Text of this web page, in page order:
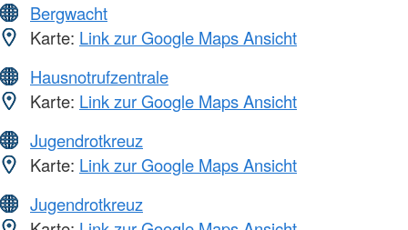
Bergwacht
Karte: Link zur Google Maps Ansicht
Hausnotrufzentrale
Karte: Link zur Google Maps Ansicht
Jugendrotkreuz
Karte: Link zur Google Maps Ansicht
Jugendrotkreuz